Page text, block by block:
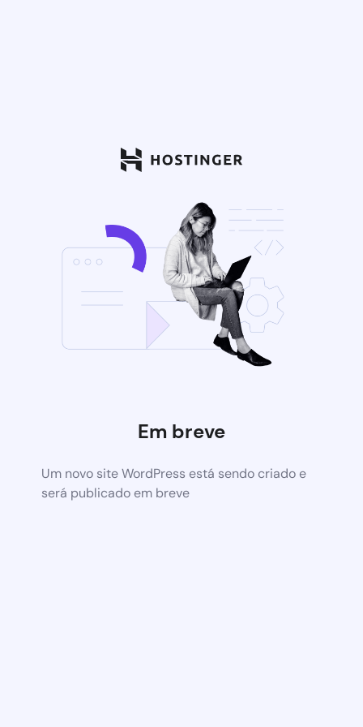
Em breve
Um novo site WordPress está sendo criado e
será publicado em breve